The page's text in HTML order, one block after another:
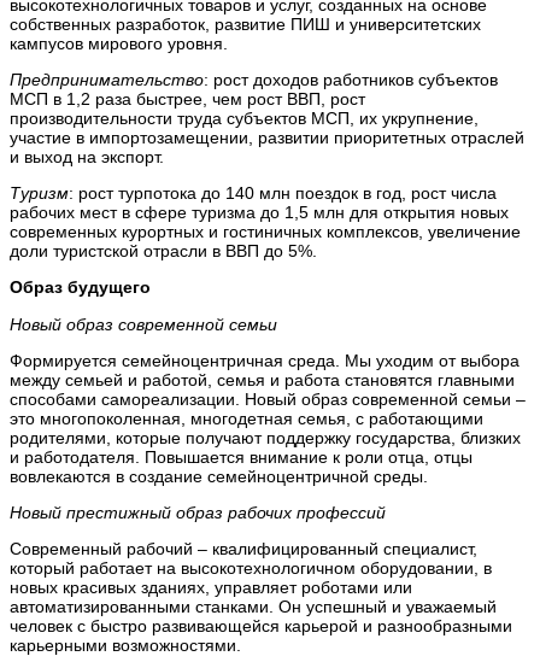
высокотехнологичных товаров и услуг, созданных на основе
собственных разработок, развитие ПИШ и университетских
кампусов мирового уровня.
Предпринимательство: рост доходов работников субъектов
МСП в 1,2 раза быстрее, чем рост ВВП, рост
производительности труда субъектов МСП, их укрупнение,
участие в импортозамещении, развитии приоритетных отраслей
и выход на экспорт.
Туризм: рост турпотока до 140 млн поездок в год, рост числа
рабочих мест в сфере туризма до 1,5 млн для открытия новых
современных курортных и гостиничных комплексов, увеличение
доли туристской отрасли в ВВП до 5%.
Образ будущего
Новый образ современной семьи
Формируется семейноцентричная среда. Мы уходим от выбора
между семьей и работой, семья и работа становятся главными
способами самореализации. Новый образ современной семьи –
это многопоколенная, многодетная семья, с работающими
родителями, которые получают поддержку государства, близких
и работодателя. Повышается внимание к роли отца, отцы
вовлекаются в создание семейноцентричной среды.
Новый престижный образ рабочих профессий
Современный рабочий – квалифицированный специалист,
который работает на высокотехнологичном оборудовании, в
новых красивых зданиях, управляет роботами или
автоматизированными станками. Он успешный и уважаемый
человек с быстро развивающейся карьерой и разнообразными
карьерными возможностями.